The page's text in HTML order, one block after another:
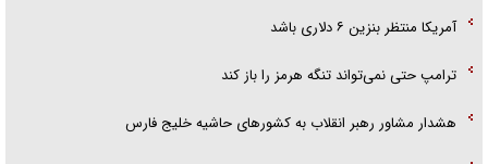
آمریکا منتظر بنزین ۶ دلاری باشد
ترامپ حتی نمی‌تواند تنگه هرمز را باز کند
هشدار مشاور رهبر انقلاب به کشور‌های حاشیه خلیج فارس